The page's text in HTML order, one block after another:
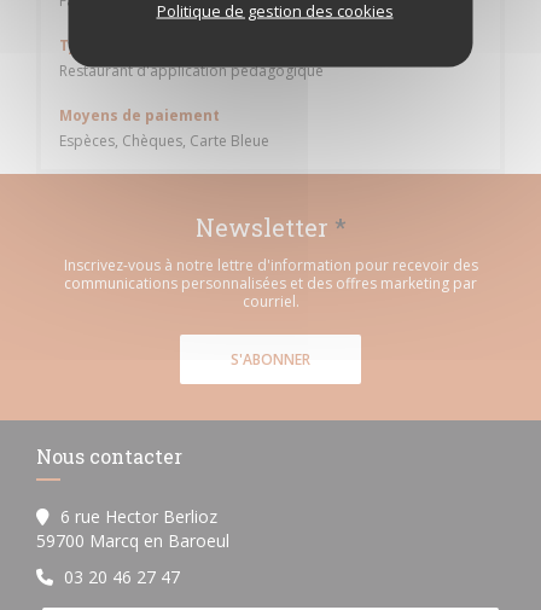
Politique de gestion des cookies
Type de restaurant
Restaurant d'application pédagogique
Moyens de paiement
Espèces, Chèques, Carte Bleue
Newsletter *
Inscrivez-vous à notre lettre d'information pour recevoir des
communications personnalisées et des offres marketing par
courriel.
S'ABONNER
Nous contacter
6 rue Hector Berlioz
59700 Marcq en Baroeul
03 20 46 27 47